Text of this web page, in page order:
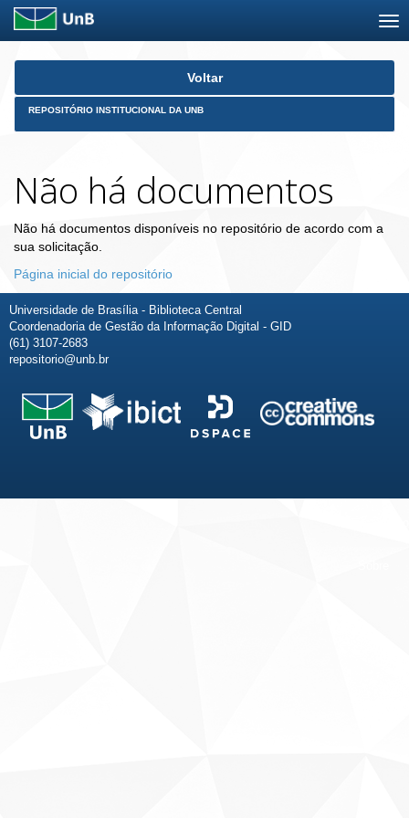
Skip
Voltar
REPOSITÓRIO INSTITUCIONAL DA UNB
Não há documentos
Não há documentos disponíveis no repositório de acordo com a
sua solicitação.
Página inicial do repositório
Universidade de Brasília - Biblioteca Central
Coordenadoria de Gestão da Informação Digital - GID
(61) 3107-2683
repositorio@unb.br